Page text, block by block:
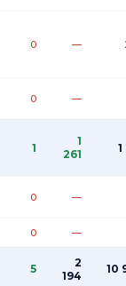
0 —
0 —
1
1
261
1
0 —
0 —
5
2
194
10